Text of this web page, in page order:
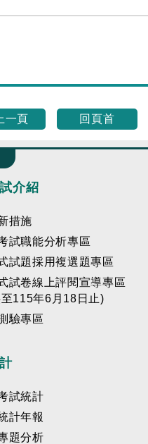
一頁
回頁首
介紹
措施
試職能分析專區
試題採用複選題專區
試卷線上評閱宣導專區
115年6月18日止)
驗專區
試統計
計年報
題分析